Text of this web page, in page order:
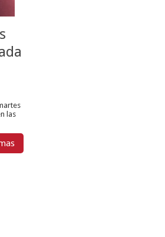
las